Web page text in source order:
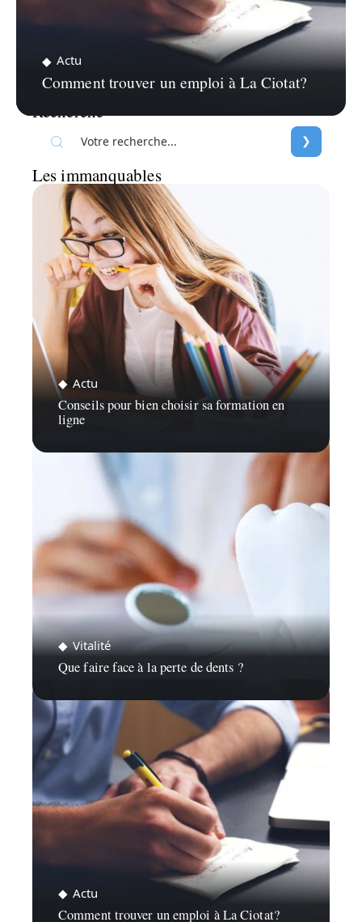
Actu
Comment trouver un emploi à La Ciotat?
Recherche
Les immanquables
Actu
Conseils pour bien choisir sa formation en
ligne
Vitalité
Que faire face à la perte de dents ?
Actu
Comment trouver un emploi à La Ciotat?